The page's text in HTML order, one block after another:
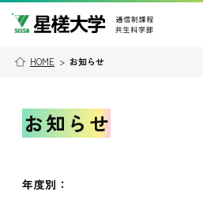
HOME > お知らせ
お知らせ
年度別 ：